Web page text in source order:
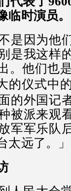
临时演员。
是因为他
是我这样
。他们也
的仪式中
的外国记
被派来观
军军乐队
太远了。」